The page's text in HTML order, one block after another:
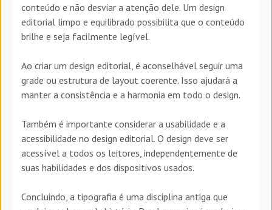
conteúdo e não desviar a atenção dele. Um design
editorial limpo e equilibrado possibilita que o conteúdo
brilhe e seja facilmente legível.
Ao criar um design editorial, é aconselhável seguir uma
grade ou estrutura de layout coerente. Isso ajudará a
manter a consistência e a harmonia em todo o design.
Também é importante considerar a usabilidade e a
acessibilidade no design editorial. O design deve ser
acessível a todos os leitores, independentemente de
suas habilidades e dos dispositivos usados.
Concluindo, a tipografia é uma disciplina antiga que